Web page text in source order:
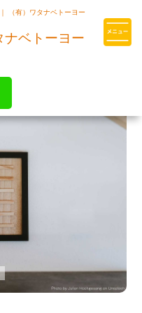
基準を
（有）ワタナベトーヨー
ナベトーヨー